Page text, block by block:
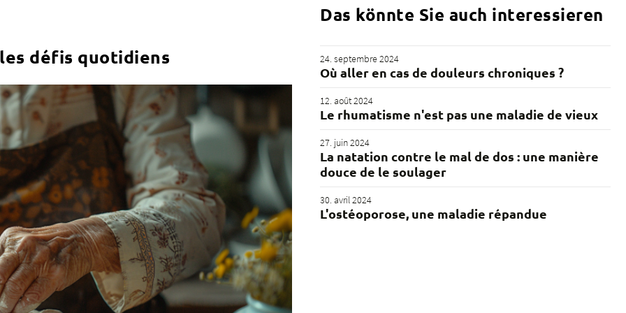
défis quotidiens
Das könnte Sie auch interessieren
24. septembre 2024
Où aller en cas de douleurs chroniques ?
12. août 2024
Le rhumatisme n'est pas une maladie de vieux
27. juin 2024
La natation contre le mal de dos : une manière
douce de le soulager
30. avril 2024
L'ostéoporose, une maladie répandue